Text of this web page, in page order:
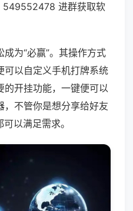
549552478 进群获取软
为“必赢”。其操作方式
可以自定义手机打牌系统
的开挂功能，一键便可以
，不管你是想分享给好友
以满足需求。